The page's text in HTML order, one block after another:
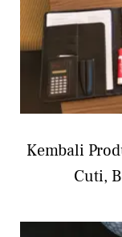
Kembali
Cuti,